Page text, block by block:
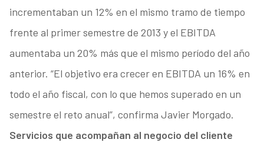
incrementaban un 12% en el mismo tramo de tiempo
frente al primer semestre de 2013 y el EBITDA
aumentaba un 20% más que el mismo período del año
anterior. “El objetivo era crecer en EBITDA un 16% en
todo el año fiscal, con lo que hemos superado en un
semestre el reto anual”, confirma Javier Morgado.
Servicios que acompañan al negocio del cliente